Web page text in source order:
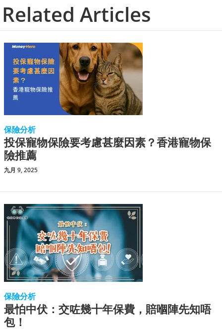
Related Articles
保險分析
投保寵物保險要考慮甚麼因素？香港寵物保
險推薦
九月 9, 2025
保險分析
最怕中伏：交咗幾十年保費，賠嗰陣先知唔
包！